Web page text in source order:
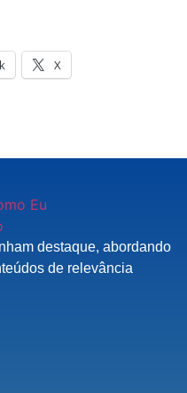
X
destaque, abordando
de relevância